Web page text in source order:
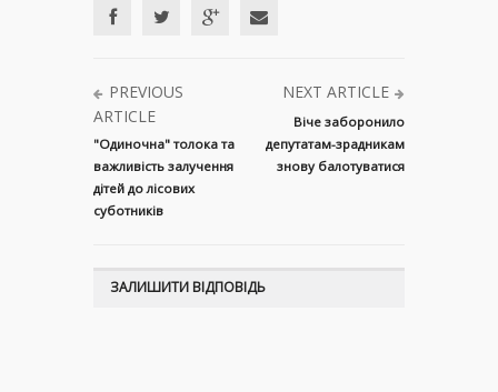
PREVIOUS
ARTICLE
"Одиночна" толока та
важливість залучення
дітей до лісових
суботників
NEXT ARTICLE
Віче заборонило
депутатам-зрадникам
знову балотуватися
ЗАЛИШИТИ ВІДПОВІДЬ